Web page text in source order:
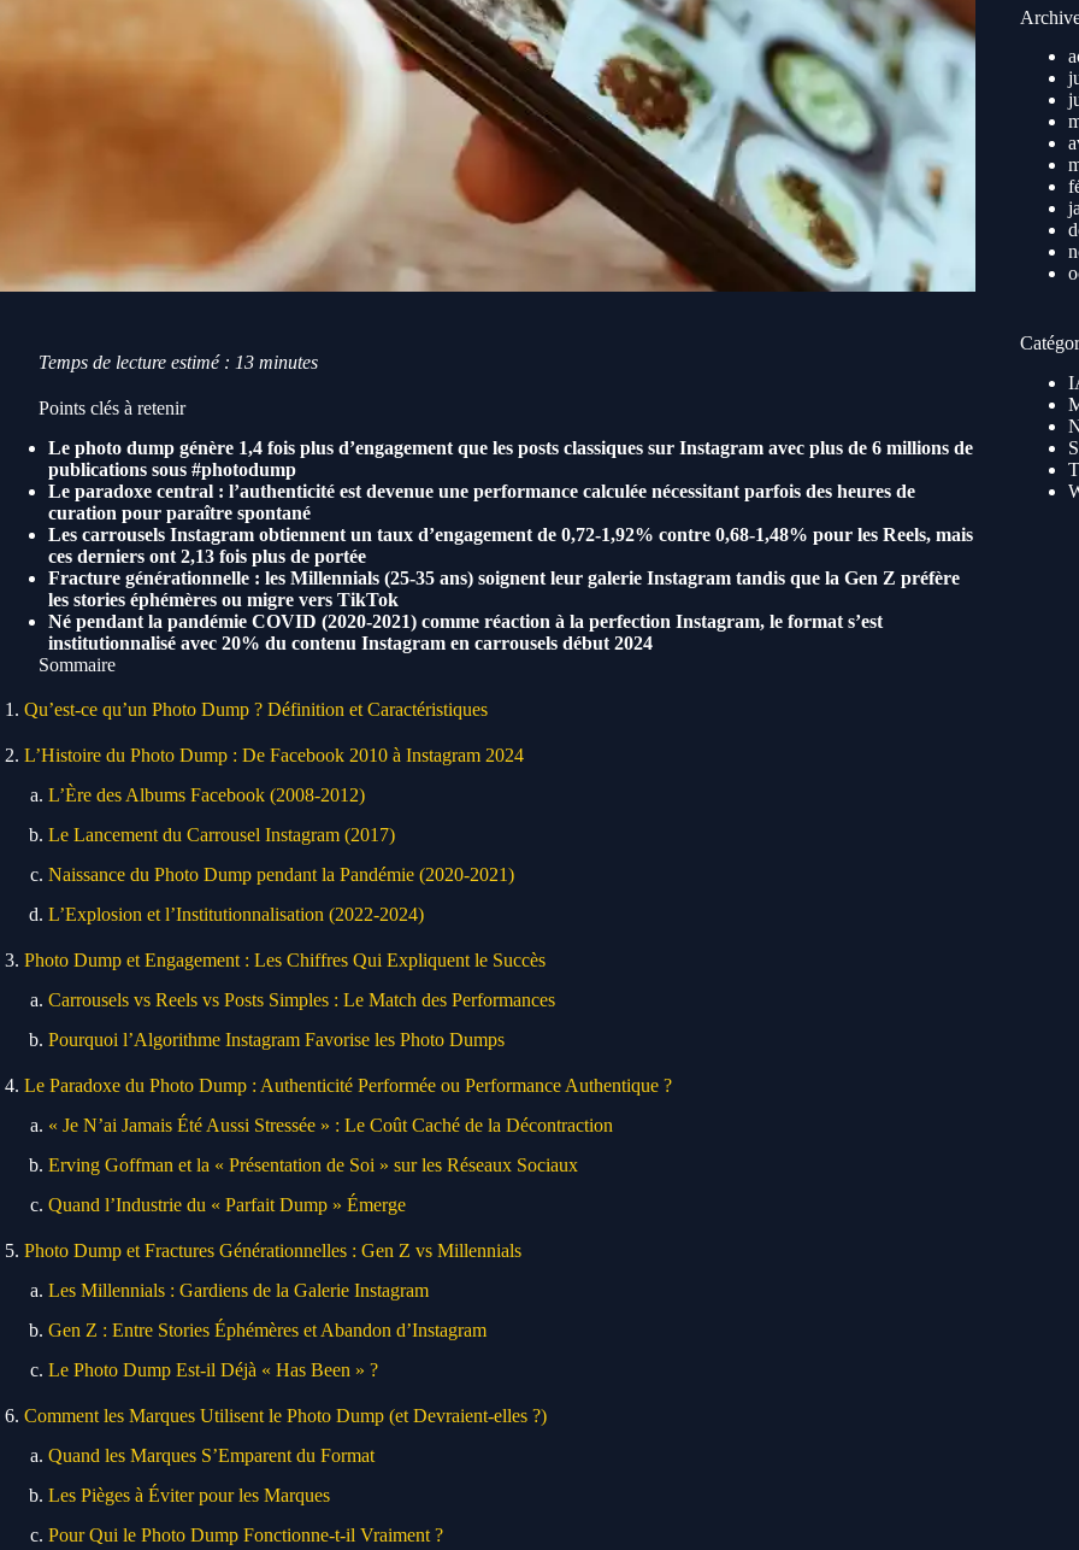
Temps de lecture estimé : 13 minutes
Points clés à retenir
Le photo dump génère 1,4 fois plus d’engagement que les posts classiques sur Instagram avec plus de 6 millions de
publications sous #photodump
Le paradoxe central : l’authenticité est devenue une performance calculée nécessitant parfois des heures de
curation pour paraître spontané
Les carrousels Instagram obtiennent un taux d’engagement de 0,72-1,92% contre 0,68-1,48% pour les Reels, mais
ces derniers ont 2,13 fois plus de portée
Fracture générationnelle : les Millennials (25-35 ans) soignent leur galerie Instagram tandis que la Gen Z préfère
les stories éphémères ou migre vers TikTok
Né pendant la pandémie COVID (2020-2021) comme réaction à la perfection Instagram, le format s’est
institutionnalisé avec 20% du contenu Instagram en carrousels début 2024
Sommaire
Qu’est-ce qu’un Photo Dump ? Définition et Caractéristiques
L’Histoire du Photo Dump : De Facebook 2010 à Instagram 2024
L’Ère des Albums Facebook (2008-2012)
Le Lancement du Carrousel Instagram (2017)
Naissance du Photo Dump pendant la Pandémie (2020-2021)
L’Explosion et l’Institutionnalisation (2022-2024)
Photo Dump et Engagement : Les Chiffres Qui Expliquent le Succès
Carrousels vs Reels vs Posts Simples : Le Match des Performances
Pourquoi l’Algorithme Instagram Favorise les Photo Dumps
Le Paradoxe du Photo Dump : Authenticité Performée ou Performance Authentique ?
« Je N’ai Jamais Été Aussi Stressée » : Le Coût Caché de la Décontraction
Erving Goffman et la « Présentation de Soi » sur les Réseaux Sociaux
Quand l’Industrie du « Parfait Dump » Émerge
Photo Dump et Fractures Générationnelles : Gen Z vs Millennials
Les Millennials : Gardiens de la Galerie Instagram
Gen Z : Entre Stories Éphémères et Abandon d’Instagram
Le Photo Dump Est-il Déjà « Has Been » ?
Comment les Marques Utilisent le Photo Dump (et Devraient-elles ?)
Quand les Marques S’Emparent du Format
Les Pièges à Éviter pour les Marques
Pour Qui le Photo Dump Fonctionne-t-il Vraiment ?